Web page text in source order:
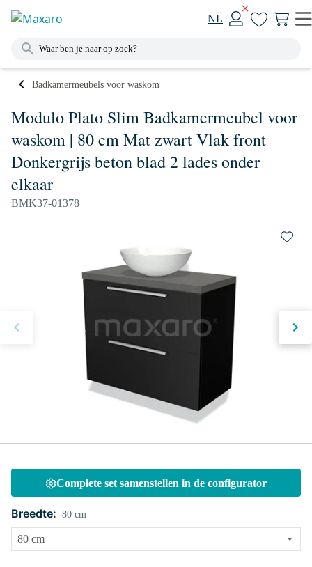
NL
Badkamermeubels voor waskom
Modulo Plato Slim Badkamermeubel voor
waskom | 80 cm Mat zwart Vlak front
Donkergrijs beton blad 2 lades onder
elkaar
BMK37-01378
Complete set samenstellen in de configurator
Breedte: 80 cm